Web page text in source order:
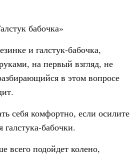
бабочка»
и галстук-бабочка,
на первый взгляд, не
в этом вопросе
себя комфортно, если осилите
галстука-бабочки.
всего подойдет колено,